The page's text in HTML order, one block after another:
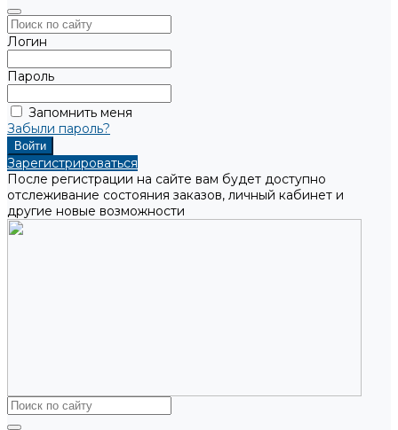
Логин
Пароль
Запомнить меня
Забыли пароль?
Зарегистрироваться
После регистрации на сайте вам будет доступно
отслеживание состояния заказов, личный кабинет и
другие новые возможности